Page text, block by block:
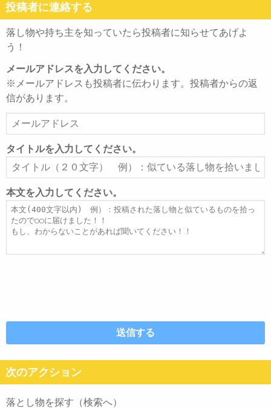
投稿者に連絡する
落し物や持ち主を知っていたら投稿者に知らせてあげよ
う！
メールアドレスを入力してください。
※メールアドレスも投稿者に伝わります。投稿者からの返
信があります。
ー
ル
ア
ド
レ
ス
タイトルを入力してください。
タ
イ
ト
ル
本文を入力してください。
本
文
次のアクション
落とし物を探す（検索へ）